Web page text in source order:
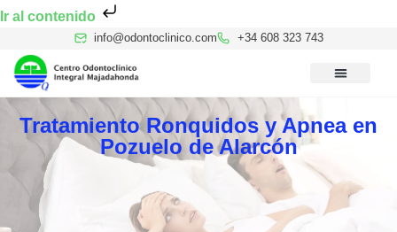
Ir al contenido
info@odontoclinico.com +34 608 323 743
Tratamiento Ronquidos y Apnea en
Pozuelo de Alarcón